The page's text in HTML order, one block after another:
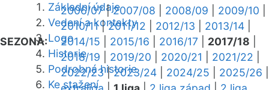
Základní údaje
Vedení a kontakty
Logo
Historie
Podrobná historie
Ke stažení
SEZONA:
2006/07|2007/08 2008/09 2009/10
2010/11|2011/12 2012/13 2013/14
2014/15
2015/16 2016/17 2017/18
2018/19
2019/20 2020/21 2021/22
2022/23|2023/24 2024/25 2025/26